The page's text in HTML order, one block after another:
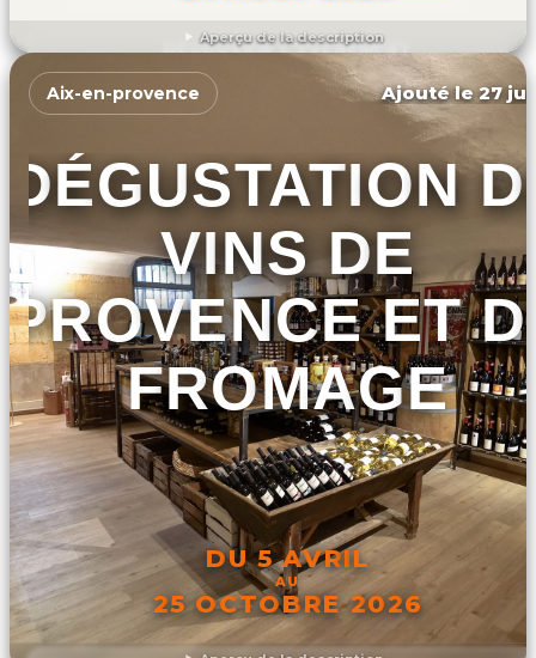
Aperçu de la description
DÉCOUVRIR L'ÉVÉNEMENT
Aix-en-provence Ajouté le 27
DÉGUSTATION
VINS DE
PROVENCE ET
FROMAGE
DU 5 AVRIL
AU
25 OCTOBRE 2026